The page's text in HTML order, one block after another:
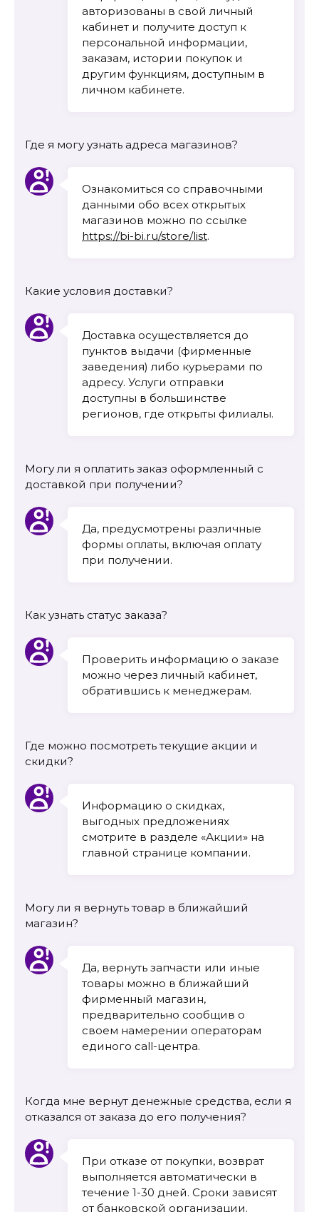
авторизованы в свой личный
кабинет и получите доступ к
персональной информации,
заказам, истории покупок и
другим функциям, доступным в
личном кабинете.
Где я могу узнать адреса магазинов?
Ознакомиться со справочными
данными обо всех открытых
магазинов можно по ссылке
https://bi-bi.ru/store/list.
Какие условия доставки?
Доставка осуществляется до
пунктов выдачи (фирменные
заведения) либо курьерами по
адресу. Услуги отправки
доступны в большинстве
регионов, где открыты филиалы.
Могу ли я оплатить заказ оформленный с
доставкой при получении?
Да, предусмотрены различные
формы оплаты, включая оплату
при получении.
Как узнать статус заказа?
Проверить информацию о заказе
можно через личный кабинет,
обратившись к менеджерам.
Где можно посмотреть текущие акции и
скидки?
Информацию о скидках,
выгодных предложениях
смотрите в разделе «Акции» на
главной странице компании.
Могу ли я вернуть товар в ближайший
магазин?
Да, вернуть запчасти или иные
товары можно в ближайший
фирменный магазин,
предварительно сообщив о
своем намерении операторам
единого call-центра.
Когда мне вернут денежные средства, если я
отказался от заказа до его получения?
При отказе от покупки, возврат
выполняется автоматически в
течение 1-30 дней. Сроки зависят
от банковской организации.